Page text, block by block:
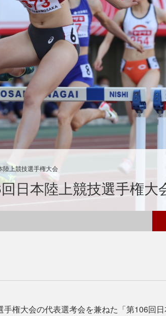
陸上競技選手権大会
日本陸上競技選手権大
権大会の代表選考会を兼ねた「第106回